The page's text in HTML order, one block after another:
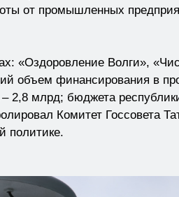
от промышленных
«Оздоровление Волги»,
объем финансирования в
2,8 млрд; бюджета
Комитет Госсовета
политике.